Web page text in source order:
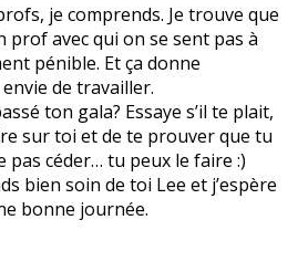
je comprends. Je trouve que
prof avec qui on se sent pas à
pénible. Et ça donne
de travailler.
ton gala? Essaye s’il te plait,
sur toi et de te prouver que tu
pas céder… tu peux le faire :)
bien soin de toi Lee et j’espère
bonne journée.